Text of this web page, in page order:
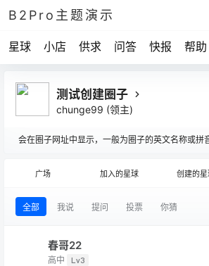
B2Pro主题演示
星球 小店 供求 问答 快报 帮助
测试创建圈子
chunge99 (领主)
会在圈子网址中显示，一般为圈子的英文名称或拼
广场 加入的星球 创建的
全部 我说 提问 投票 你猜
春哥22
高中 Lv3